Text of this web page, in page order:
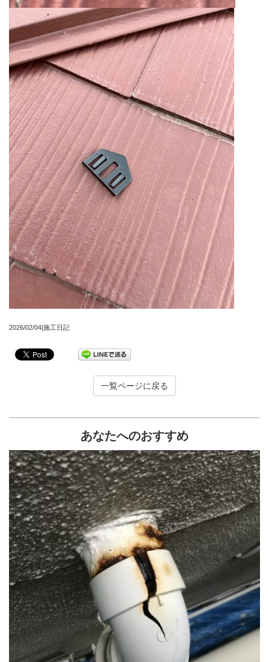
2026/02/04|施工日記
一覧ページに戻る
あなたへのおすすめ